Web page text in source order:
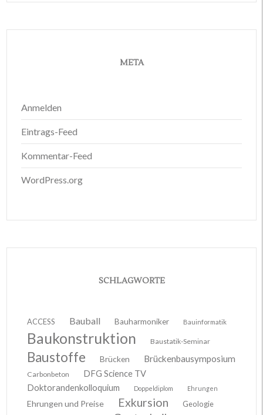
META
Anmelden
Eintrags-Feed
Kommentar-Feed
WordPress.org
SCHLAGWORTE
ACCESS Bauball Bauharmoniker Bauinformatik
Baukonstruktion Baustatik-Seminar
Baustoffe Brücken Brückenbausymposium
Carbonbeton
DFG Science TV
Doktorandenkolloquium
Doppeldiplom Ehrungen
Ehrungen und Preise Exkursion
Geologie